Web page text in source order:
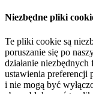
Niezbędne pliki
Te pliki cookie są
poruszanie się po
działanie
ustawienia preferencji
i nie mogą być